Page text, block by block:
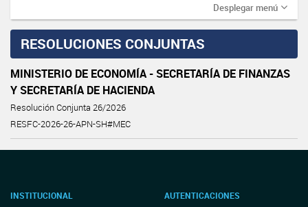
Desplegar menú
RESOLUCIONES CONJUNTAS
MINISTERIO DE ECONOMÍA - SECRETARÍA DE FINANZAS
Y SECRETARÍA DE HACIENDA
Resolución Conjunta 26/2026
RESFC-2026-26-APN-SH#MEC
INSTITUCIONAL AUTENTICACIONES